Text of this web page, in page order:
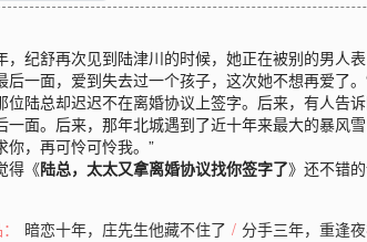
，纪舒再次见到陆津川的时候，她正在被别的男人
后一面，爱到失去过一个孩子，这次她不想再爱
位陆总却迟迟不在离婚协议上签字。后来，有人告
一面。后来，那年北城遇到了近十年来最大的暴风
你，再可怜可怜我。”
得《陆总，太太又拿离婚协议找你签字了》还不错
暗恋十年，庄先生他藏不住了 / 分手三年，重逢